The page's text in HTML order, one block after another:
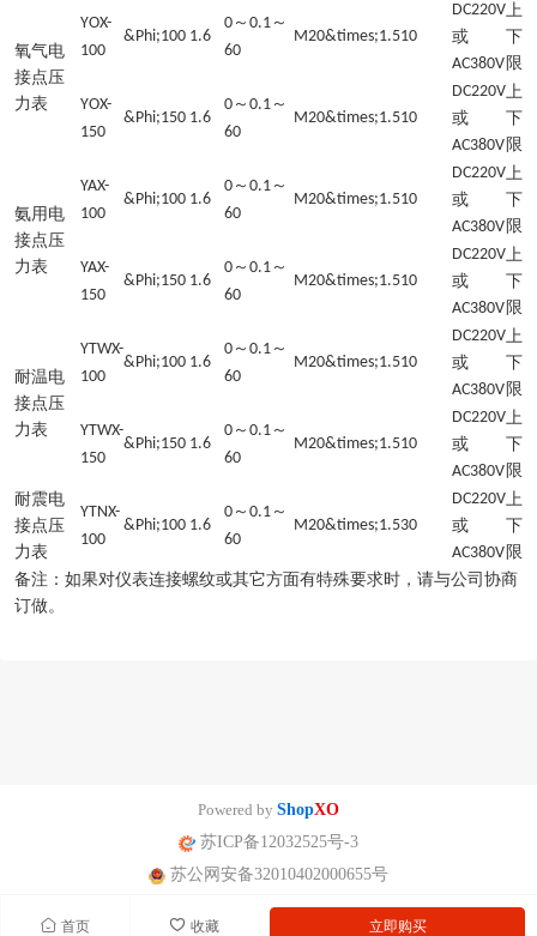
首页 收藏 立即购买
氧气电
接点压
力表
YOX-
100
&Phi;100 1.6
0 ～ 0.1 ～
60
M20&times;1.510
DC220V
或
AC380V
上
下
限
YOX-
150
&Phi;150 1.6
0 ～ 0.1 ～
60
M20&times;1.510
DC220V
或
AC380V
上
下
限
氨用电
接点压
力表
YAX-
100
&Phi;100 1.6
0 ～ 0.1 ～
60
M20&times;1.510
DC220V
或
AC380V
上
下
限
YAX-
150
&Phi;150 1.6
0 ～ 0.1 ～
60
M20&times;1.510
DC220V
或
AC380V
上
下
限
耐温电
接点压
力表
YTWX-
100
&Phi;100 1.6
0 ～ 0.1 ～
60
M20&times;1.510
DC220V
或
AC380V
上
下
限
YTWX-
150
&Phi;150 1.6
0 ～ 0.1 ～
60
M20&times;1.510
DC220V
或
AC380V
上
下
限
耐震电
接点压
力表
YTNX-
100
&Phi;100 1.6
0 ～ 0.1 ～
60
M20&times;1.530
DC220V
或
AC380V
上
下
限
备注：如果对仪表连接螺纹或其它方面有特殊要求时，请与公司协商
订做。
Powered by ShopXO
苏ICP备12032525号-3
苏公网安备32010402000655号